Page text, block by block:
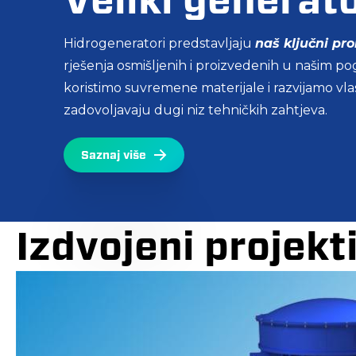
Hidrogeneratori predstavljaju naš ključni
rješenja osmišljenih i proizvedenih u našim
koristimo suvremene materijale i razvijamo
zadovoljavaju dugi niz tehničkih zahtjeva.
Saznaj više
motori
Proizvodimo sinkrone generatore
za rad u nuklearnim elektranama ili za
napajaju pomoćne krugove u nuklearnim
stroge standarde za rad u takvim
Pružamo podršku tijekom cijelog životnog
brzo, profesionalno i kvalitetno izvođenje
Saznaj više
Izdvojeni projekti